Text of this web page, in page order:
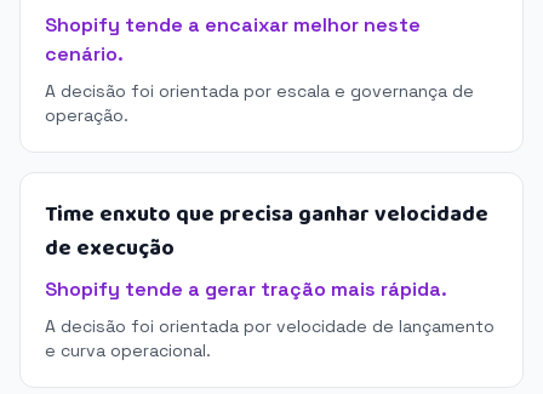
Shopify tende a encaixar melhor neste
cenário.
A decisão foi orientada por escala e governança de
operação.
Time enxuto que precisa ganhar velocidade
de execução
Shopify tende a gerar tração mais rápida.
A decisão foi orientada por velocidade de lançamento
e curva operacional.